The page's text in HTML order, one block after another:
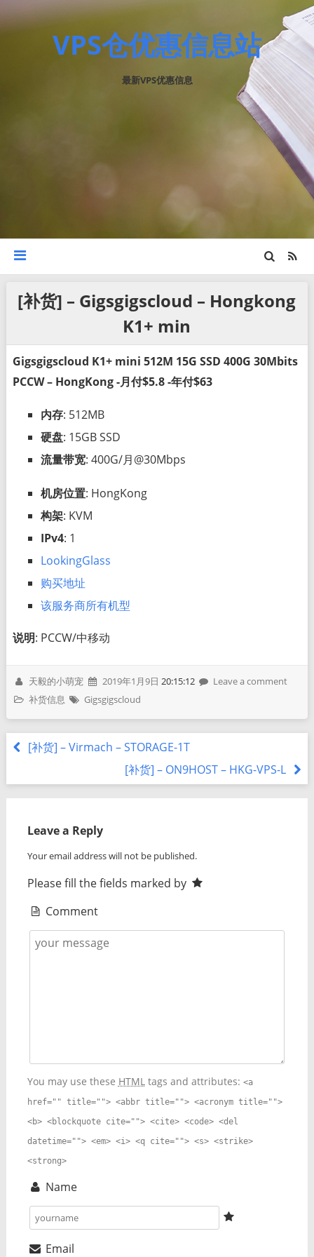
VPS仓优惠信息站
最新VPS优惠信息
[补货] – Gigsgigscloud – Hongkong
K1+ min
Gigsgigscloud K1+ mini 512M 15G SSD 400G 30Mbits
PCCW – HongKong -月付$5.8 -年付$63
内存: 512MB
硬盘: 15GB SSD
流量带宽: 400G/月@30Mbps
机房位置: HongKong
构架: KVM
IPv4: 1
LookingGlass
购买地址
该服务商所有机型
说明: PCCW/中移动
天毅的小萌宠 2019年1月9日 20:15:12
Leave a comment
补货信息
Gigsgigscloud
[补货] – Virmach – STORAGE-1T
[补货] – ON9HOST – HKG-VPS-L
Leave a Reply
Your email address will not be published.
Please fill the fields marked by
Comment
You may use these HTMLtags and attributes: <a
href="" title=""> <abbr title=""> <acronym title="">
<b> <blockquote cite=""> <cite> <code> <del
datetime=""> <em> <i> <q cite=""> <s> <strike>
<strong>
Name
Email